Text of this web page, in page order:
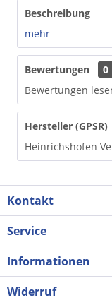
Beschreibung
mehr
Bewertungen
0
Bewertungen
Hersteller (GPSR)
Heinrichshofen
Kontakt
Service
Informationen
Widerruf